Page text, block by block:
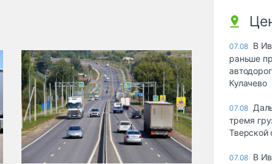
07.08 В
раньше
Кулачево
07.08
тремя
Тверской
07.08 В